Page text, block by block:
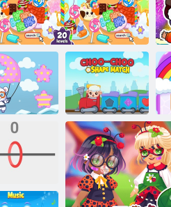
Wolfoo Trova la differenza
Avventura di
di
modelli
Corrispondenza
di forme Choo
Choo